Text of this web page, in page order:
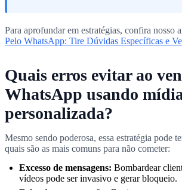
Para aprofundar em estratégias, confira nosso
Pelo WhatsApp: Tire Dúvidas Específicas e
Quais erros evitar ao
WhatsApp usando
personalizada?
Mesmo sendo poderosa, essa estratégia pode
quais são as mais comuns para não cometer:
Excesso de mensagens: Bombardear
vídeos pode ser invasivo e gerar bloqueio.